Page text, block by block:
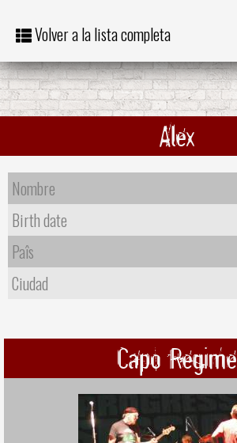
Volver a la lista completa
Alex
Nombre
Birth date
Paîs
Ciudad
Capo Regime